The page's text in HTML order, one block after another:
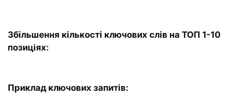
Збільшення кількості ключових слів на ТОП 1-10
позиціях:
Приклад ключових запитів: